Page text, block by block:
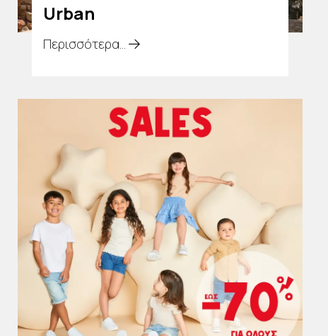
Urban
Περισσότερα...